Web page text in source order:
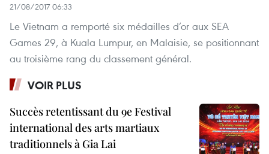
21/08/2017 06:33
Le Vietnam a remporté six médailles d’or aux SEA
Games 29, à Kuala Lumpur, en Malaisie, se positionnant
au troisième rang du classement général.
VOIR PLUS
Succès retentissant du 9e Festival
international des arts martiaux
traditionnels à Gia Lai